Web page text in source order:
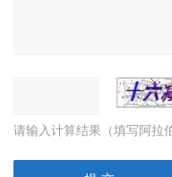
请输入计算结果（填写阿拉